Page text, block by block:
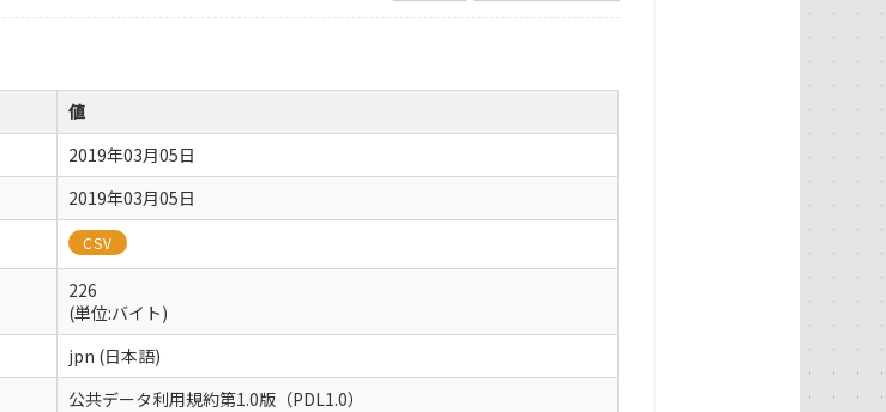
値
2019年03月05日
2019年03月05日
CSV
226
(単位:バイト)
jpn (日本語)
公共データ利用規約第1.0版（PDL1.0）